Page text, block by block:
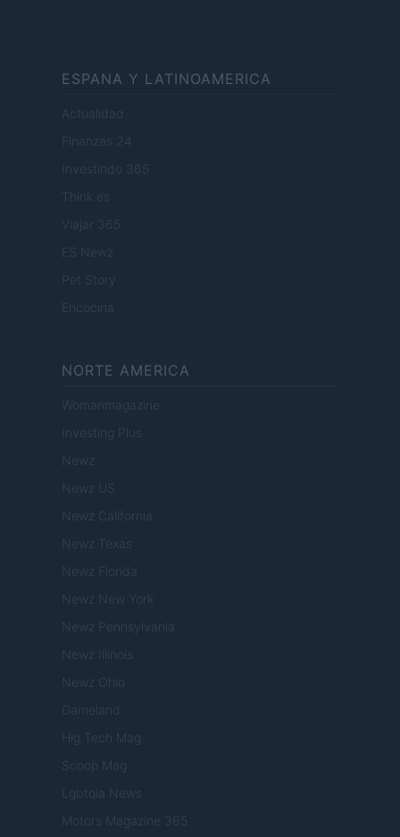
ESPANA Y LATINOAMERICA
Actualidad
Finanzas 24
Investindo 365
Think.es
Viajar 365
ES Newz
Pet Story
Encocina
NORTE AMERICA
Womanmagazine
Investing Plus
Newz
Newz US
Newz California
Newz Texas
Newz Florida
Newz New York
Newz Pennsylvania
Newz Illinois
Newz Ohio
Gameland
Hig Tech Mag
Scoop Mag
Lgbtqia News
Motors Magazine 365